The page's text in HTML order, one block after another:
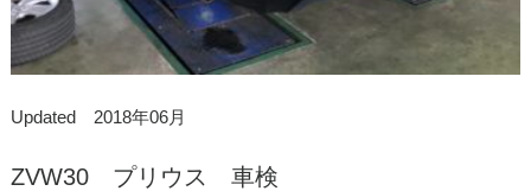
Updated 2018年06月
ZVW30 プリウス 車検